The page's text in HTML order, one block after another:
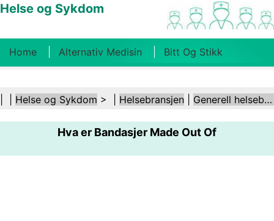
Helse og Sykdom
Home Alternativ Medisin Bitt Og Stikk
Kosthold Og Ernæring Familiehelse
Helsebransjen Psykisk Helse Folkehelse Og
Sikkerhet Kirurgi Og Prosedyrer Helse
Helse og Sykdom > | Helsebransjen Generell helsebransje
Hva er Bandasjer Made Out Of